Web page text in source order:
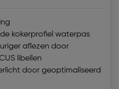
kokerprofiel waterpas
aflezen door
libellen
door geoptimaliseerd